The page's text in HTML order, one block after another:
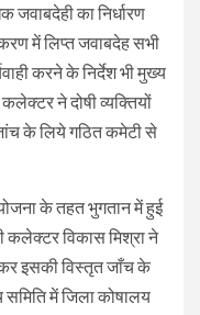
जवाबदेही का निर्धारण
में लिप्त जवाबदेह सभी
करने के निर्देश भी मुख्य
ने दोषी व्यक्तियों
के लिये गठित कमेटी से
के तहत भुगतान में हुई
कलेक्टर विकास मिश्रा ने
इसकी विस्तृत जाँच के
में जिला कोषालय